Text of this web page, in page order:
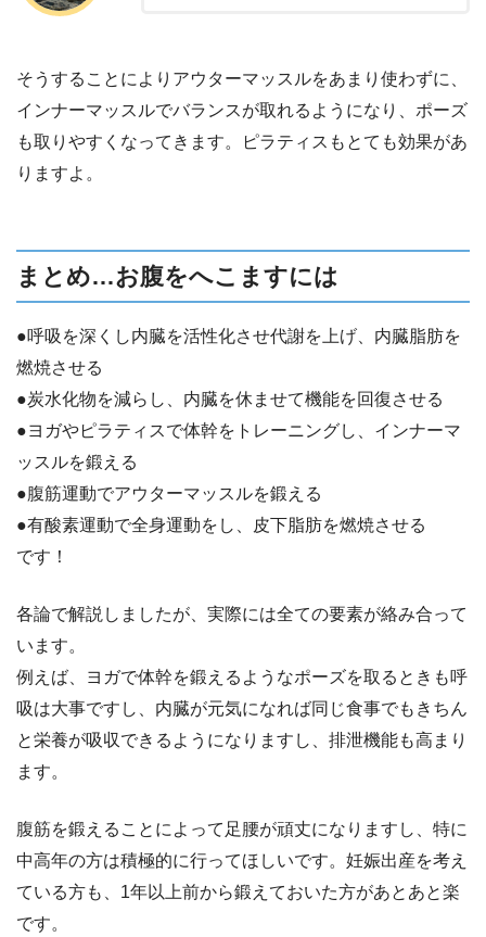
そうすることによりアウターマッスルをあまり使わずに、
インナーマッスルでバランスが取れるようになり、ポーズ
も取りやすくなってきます。ピラティスもとても効果があ
りますよ。
まとめ…お腹をへこますには
●呼吸を深くし内臓を活性化させ代謝を上げ、内臓脂肪を
燃焼させる
●炭水化物を減らし、内臓を休ませて機能を回復させる
●ヨガやピラティスで体幹をトレーニングし、インナーマ
ッスルを鍛える
●腹筋運動でアウターマッスルを鍛える
●有酸素運動で全身運動をし、皮下脂肪を燃焼させる
です！
各論で解説しましたが、実際には全ての要素が絡み合って
います。
例えば、ヨガで体幹を鍛えるようなポーズを取るときも呼
吸は大事ですし、内臓が元気になれば同じ食事でもきちん
と栄養が吸収できるようになりますし、排泄機能も高まり
ます。
腹筋を鍛えることによって足腰が頑丈になりますし、特に
中高年の方は積極的に行ってほしいです。妊娠出産を考え
ている方も、1年以上前から鍛えておいた方があとあと楽
です。